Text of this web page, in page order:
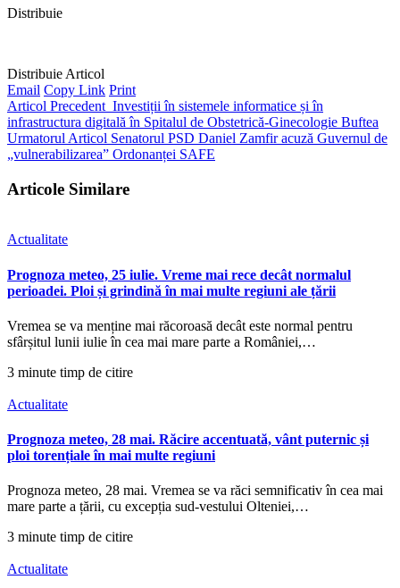
Distribuie
Distribuie Articol
Email Copy Link Print
Articol Precedent Investiții în sistemele informatice și în
infrastructura digitală în Spitalul de Obstetrică-Ginecologie Buftea
Urmatorul Articol Senatorul PSD Daniel Zamfir acuză Guvernul de
„vulnerabilizarea” Ordonanței SAFE
Articole Similare
Actualitate
Prognoza meteo, 25 iulie. Vreme mai rece decât normalul
perioadei. Ploi și grindină în mai multe regiuni ale țării
Vremea se va menține mai răcoroasă decât este normal pentru
sfârșitul lunii iulie în cea mai mare parte a României,…
3 minute timp de citire
Actualitate
Prognoza meteo, 28 mai. Răcire accentuată, vânt puternic și
ploi torențiale în mai multe regiuni
Prognoza meteo, 28 mai. Vremea se va răci semnificativ în cea mai
mare parte a țării, cu excepția sud-vestului Olteniei,…
3 minute timp de citire
Actualitate